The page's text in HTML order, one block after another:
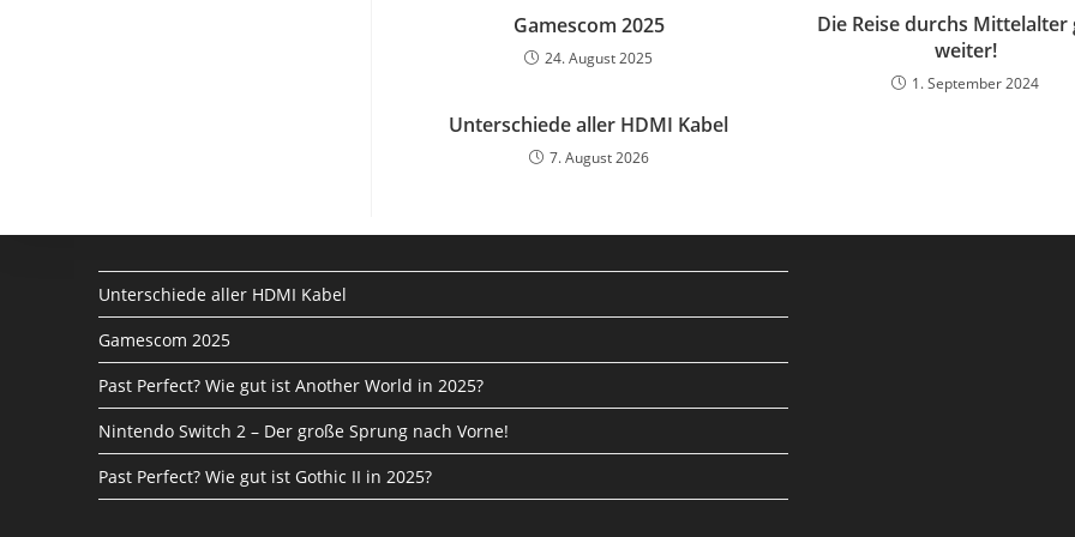
Gamescom 2025
24. August 2025
Die Reise durchs Mittelalter
weiter!
1. September 2024
Unterschiede aller HDMI Kabel
7. August 2026
Unterschiede aller HDMI Kabel
Gamescom 2025
Past Perfect? Wie gut ist Another World in 2025?
Nintendo Switch 2 – Der große Sprung nach Vorne!
Past Perfect? Wie gut ist Gothic II in 2025?